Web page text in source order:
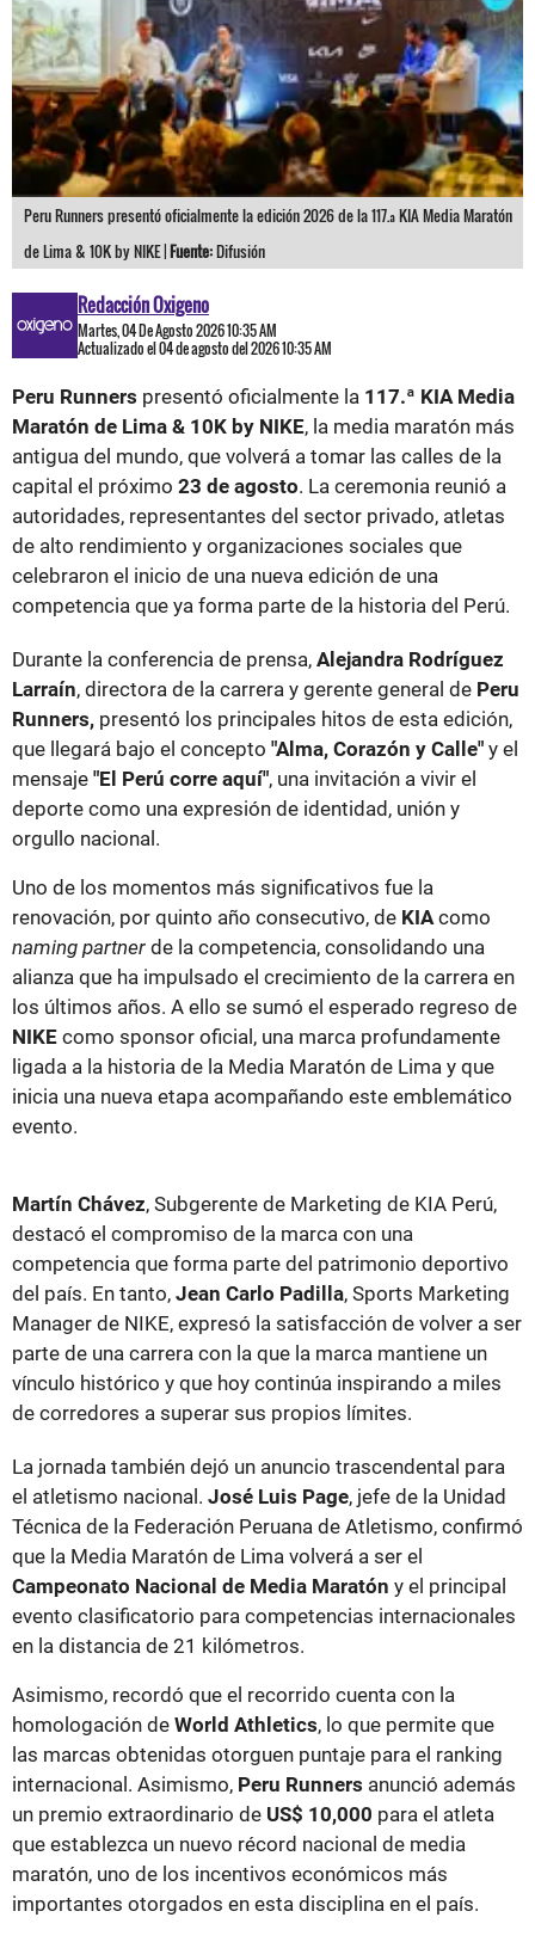
Peru Runners presentó oficialmente la edición 2026 de la 117.ª KIA Media Maratón
de Lima & 10K by NIKE |Fuente:Difusión
Redacción Oxigeno
Martes, 04 De Agosto 2026 10:35 AM
Actualizado el 04 de agosto del 2026 10:35 AM
Peru Runners presentó oficialmente la 117.ª KIA Media
Maratón de Lima & 10K by NIKE, la media maratón más
antigua del mundo, que volverá a tomar las calles de la
capital el próximo 23 de agosto. La ceremonia reunió a
autoridades, representantes del sector privado, atletas
de alto rendimiento y organizaciones sociales que
celebraron el inicio de una nueva edición de una
competencia que ya forma parte de la historia del Perú.
Durante la conferencia de prensa, Alejandra Rodríguez
Larraín, directora de la carrera y gerente general de Peru
Runners, presentó los principales hitos de esta edición,
que llegará bajo el concepto "Alma, Corazón y Calle" y el
mensaje "El Perú corre aquí", una invitación a vivir el
deporte como una expresión de identidad, unión y
orgullo nacional.
Uno de los momentos más significativos fue la
renovación, por quinto año consecutivo, de KIAcomo
naming partner de la competencia, consolidando una
alianza que ha impulsado el crecimiento de la carrera en
los últimos años. A ello se sumó el esperado regreso de
NIKE como sponsor oficial, una marca profundamente
ligada a la historia de la Media Maratón de Lima y que
inicia una nueva etapa acompañando este emblemático
evento.
Martín Chávez, Subgerente de Marketing de KIA Perú,
destacó el compromiso de la marca con una
competencia que forma parte del patrimonio deportivo
del país. En tanto, Jean Carlo Padilla, Sports Marketing
Manager de NIKE, expresó la satisfacción de volver a ser
parte de una carrera con la que la marca mantiene un
vínculo histórico y que hoy continúa inspirando a miles
de corredores a superar sus propios límites.
La jornada también dejó un anuncio trascendental para
el atletismo nacional. José Luis Page, jefe de la Unidad
Técnica de la Federación Peruana de Atletismo, confirmó
que la Media Maratón de Lima volverá a ser el
Campeonato Nacional de Media Maratón y el principal
evento clasificatorio para competencias internacionales
en la distancia de 21 kilómetros.
Asimismo, recordó que el recorrido cuenta con la
homologación de World Athletics, lo que permite que
las marcas obtenidas otorguen puntaje para el ranking
internacional. Asimismo, Peru Runners anunció además
un premio extraordinario de US$ 10,000 para el atleta
que establezca un nuevo récord nacional de media
maratón, uno de los incentivos económicos más
importantes otorgados en esta disciplina en el país.